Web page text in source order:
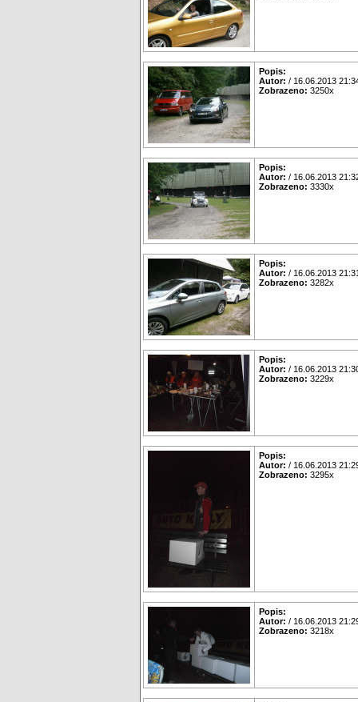
Popis:
Autor: / 16.06.2013
Zobrazeno: 3250x
Popis:
Autor: / 16.06.2013
Zobrazeno: 3330x
Popis:
Autor: / 16.06.2013
Zobrazeno: 3282x
Popis:
Autor: / 16.06.2013
Zobrazeno: 3229x
Popis:
Autor: / 16.06.2013
Zobrazeno: 3295x
Popis:
Autor: / 16.06.2013
Zobrazeno: 3218x